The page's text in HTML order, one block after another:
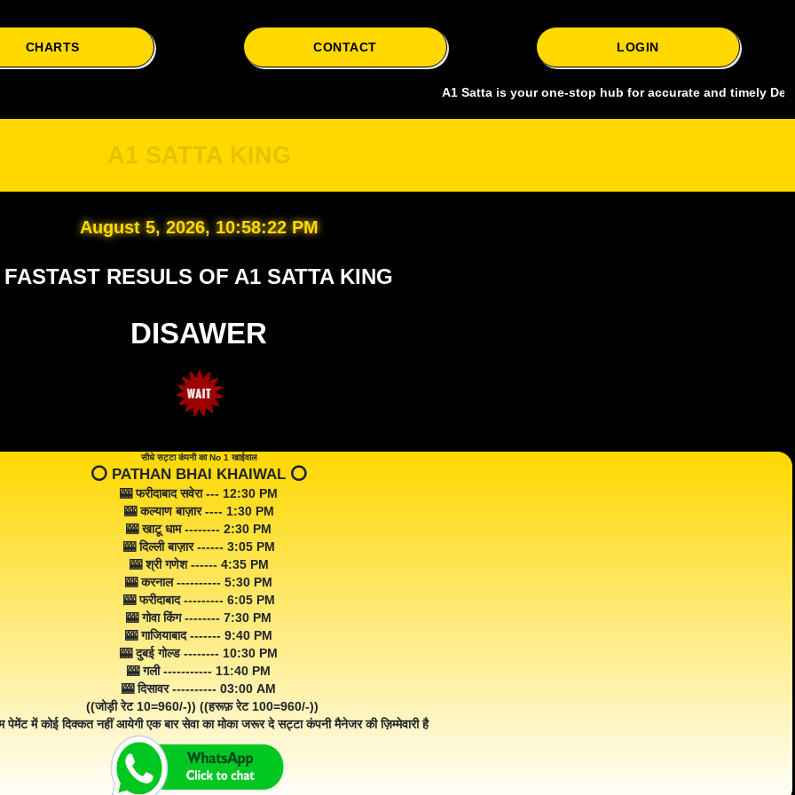
CHARTS CONTACT LOGIN
A1 Satta is your one-stop hub for accurate and timely Delhi
A1 SATTA KING
August 5, 2026, 10:58:23 PM
FASTAST RESULS OF A1 SATTA KING
DISAWER
सीधे सट्टा कंपनी का No 1 खाईवाल
⭕️ PATHAN BHAI KHAIWAL ⭕️
🎰 फरीदाबाद सवेरा --- 12:30 PM
🎰 कल्याण बाज़ार ---- 1:30 PM
🎰 खाटू धाम -------- 2:30 PM
🎰 दिल्ली बाज़ार ------ 3:05 PM
🎰 श्री गणेश ------ 4:35 PM
🎰 करनाल ---------- 5:30 PM
🎰 फरीदाबाद --------- 6:05 PM
🎰 गोवा किंग -------- 7:30 PM
🎰 गाजियाबाद ------- 9:40 PM
🎰 दुबई गोल्ड -------- 10:30 PM
🎰 गली ----------- 11:40 PM
🎰 दिसावर ---------- 03:00 AM
((जोड़ी रेट 10=960/-)) ((हरूफ़ रेट 100=960/-))
पेमेंट में कोई दिक्कत नहीं आयेगी एक बार सेवा का मोका जरूर दे सट्टा कंपनी मैनेजर की ज़िम्मेवारी है